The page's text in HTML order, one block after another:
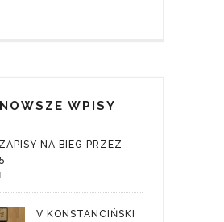
WPISY
NA BIEG PRZEZ
V KONSTANCIŃSKI